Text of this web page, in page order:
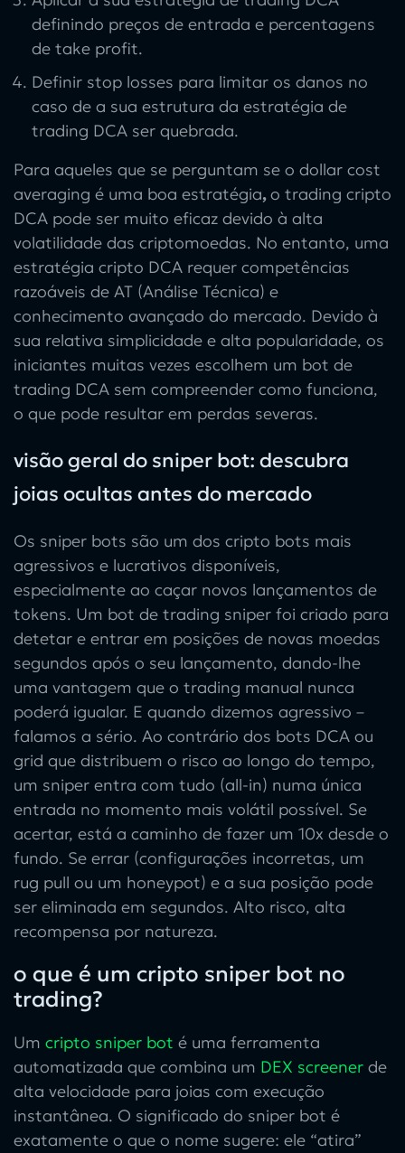
definindo preços de entrada e percentagens
de take profit.
Definir stop losses para limitar os danos no
caso de a sua estrutura da estratégia de
trading DCA ser quebrada.
Para aqueles que se perguntam se o dollar cost
averaging é uma boa estratégia,o trading cripto
DCA pode ser muito eficaz devido à alta
volatilidade das criptomoedas. No entanto, uma
estratégia cripto DCA requer competências
razoáveis de AT (Análise Técnica) e
conhecimento avançado do mercado. Devido à
sua relativa simplicidade e alta popularidade, os
iniciantes muitas vezes escolhem um bot de
trading DCA sem compreender como funciona,
o que pode resultar em perdas severas.
visão geral do sniper bot: descubra
joias ocultas antes do mercado
Os sniper bots são um dos cripto bots mais
agressivos e lucrativos disponíveis,
especialmente ao caçar novos lançamentos de
tokens. Um bot de trading sniper foi criado para
detetar e entrar em posições de novas moedas
segundos após o seu lançamento, dando-lhe
uma vantagem que o trading manual nunca
poderá igualar. E quando dizemos agressivo –
falamos a sério. Ao contrário dos bots DCA ou
grid que distribuem o risco ao longo do tempo,
um sniper entra com tudo (all-in) numa única
entrada no momento mais volátil possível. Se
acertar, está a caminho de fazer um 10x desde o
fundo. Se errar (configurações incorretas, um
rug pull ou um honeypot) e a sua posição pode
ser eliminada em segundos. Alto risco, alta
recompensa por natureza.
o que é um cripto sniper bot no
trading?
Um cripto sniper bot é uma ferramenta
automatizada que combina um DEX screener de
alta velocidade para joias com execução
instantânea. O significado do sniper bot é
exatamente o que o nome sugere: ele “atira”